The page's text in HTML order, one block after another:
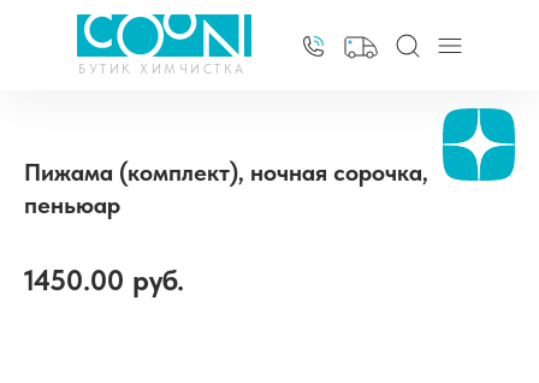
БУТИК ХИМЧИСТКА
Пижама (комплект), ночная сорочка,
пеньюар
1450.00 руб.